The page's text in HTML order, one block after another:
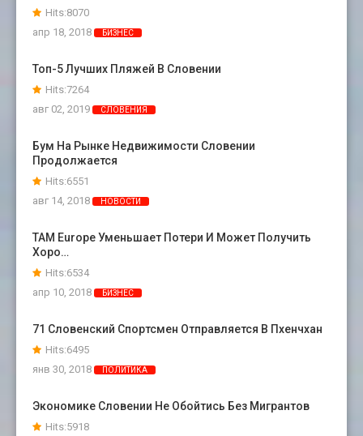
Hits:8070
апр 18, 2018
БИЗНЕС
Топ-5 Лучших Пляжей В Словении
Hits:7264
авг 02, 2019
СЛОВЕНИЯ
Бум На Рынке Недвижимости Словении
Продолжается
Hits:6551
авг 14, 2018
НОВОСТИ
TAM Europe Уменьшает Потери И Может Получить
Хоро…
Hits:6534
апр 10, 2018
БИЗНЕС
71 Словенский Спортсмен Отправляется В Пхенчхан
Hits:6495
янв 30, 2018
ПОЛИТИКА
Экономике Словении Не Обойтись Без Мигрантов
Hits:5918